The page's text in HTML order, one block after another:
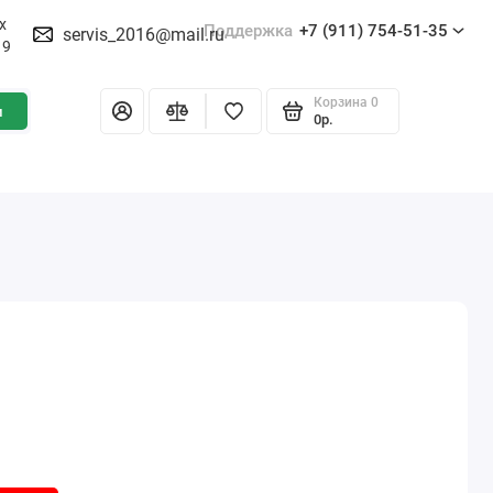
servis_2016@mail.ruПоддержка +7 (911) 754-51-35
Корзина 0
0р.